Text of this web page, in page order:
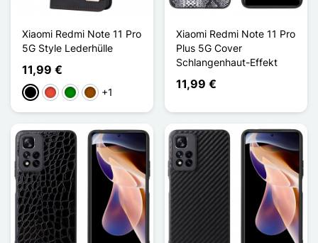
Xiaomi Redmi Note 11 Pro
5G Style Lederhülle
11,99 €
Schwarz
Rot GrünBraun
+1
Xiaomi Redmi Note 11 Pro
Plus 5G Cover
Schlangenhaut-Effekt
11,99 €